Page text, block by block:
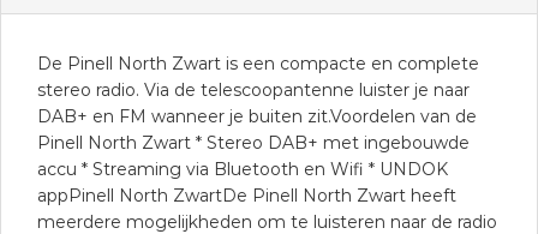
De Pinell North Zwart is een compacte en complete
stereo radio. Via de telescoopantenne luister je naar
DAB+ en FM wanneer je buiten zit.Voordelen van de
Pinell North Zwart * Stereo DAB+ met ingebouwde
accu * Streaming via Bluetooth en Wifi * UNDOK
appPinell North ZwartDe Pinell North Zwart heeft
meerdere mogelijkheden om te luisteren naar de radio